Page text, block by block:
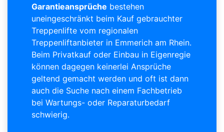
Garantieansprüche bestehen
uneingeschränkt beim Kauf gebrauchter
Treppenlifte vom regionalen
Treppenliftanbieter in Emmerich am Rhein.
Beim Privatkauf oder Einbau in Eigenregie
können dagegen keinerlei Ansprüche
geltend gemacht werden und oft ist dann
auch die Suche nach einem Fachbetrieb
bei Wartungs- oder Reparaturbedarf
schwierig.